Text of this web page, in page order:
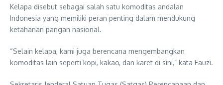
Kelapa disebut sebagai salah satu komoditas andalan
Indonesia yang memiliki peran penting dalam mendukung
ketahanan pangan nasional.
“Selain kelapa, kami juga berencana mengembangkan
komoditas lain seperti kopi, kakao, dan karet di sini,” kata Fauzi.